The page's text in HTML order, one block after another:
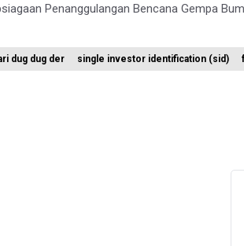
Penanggulangan Bencana Gempa
2026 untuk Perbarui Data Struktur
dug dug der single investor identification (sid)